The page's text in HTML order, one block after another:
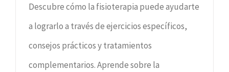
Descubre cómo la fisioterapia puede ayudarte
a lograrlo a través de ejercicios específicos,
consejos prácticos y tratamientos
complementarios. Aprende sobre la